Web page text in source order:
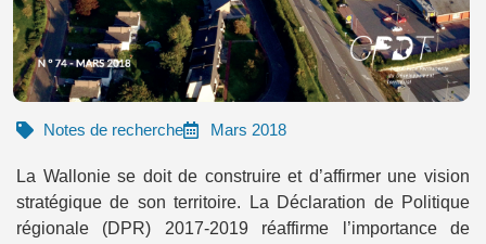
Notes de recherche Mars 2018
La Wallonie se doit de construire et d’affirmer une vision
stratégique de son territoire. La Déclaration de Politique
régionale (DPR) 2017-2019 réaffirme l’importance de